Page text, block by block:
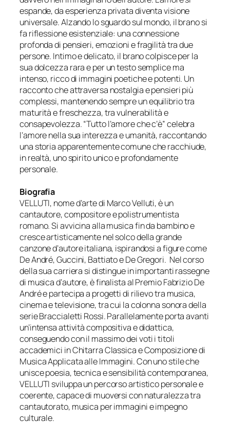
espande, da esperienza privata diventa visione
universale. Alzando lo sguardo sul mondo, il brano si
fa riflessione esistenziale: una connessione
profonda di pensieri, emozioni e fragilità tra due
persone. Intimo e delicato, il brano colpisce per la
sua dolcezza rara e per un testo semplice ma
intenso, ricco di immagini poetiche e potenti. Un
racconto che attraversa nostalgia e pensieri più
complessi, mantenendo sempre un equilibrio tra
maturità e freschezza, tra vulnerabilità e
consapevolezza. “Tutto l’amore che c’è” celebra
l’amore nella sua interezza e umanità, raccontando
una storia apparentemente comune che racchiude,
in realtà, uno spirito unico e profondamente
personale.
Biografia
VELLUTI, nome d’arte di Marco Velluti, è un
cantautore, compositore e polistrumentista
romano. Si avvicina alla musica fin da bambino e
cresce artisticamente nel solco della grande
canzone d’autore italiana, ispirandosi a figure come
De André, Guccini, Battiato e De Gregori. Nel corso
della sua carriera si distingue in importanti rassegne
di musica d’autore, è finalista al Premio Fabrizio De
André e partecipa a progetti di rilievo tra musica,
cinema e televisione, tra cui la colonna sonora della
serie Braccialetti Rossi. Parallelamente porta avanti
un’intensa attività compositiva e didattica,
conseguendo con il massimo dei voti i titoli
accademici in Chitarra Classica e Composizione di
Musica Applicata alle Immagini. Con uno stile che
unisce poesia, tecnica e sensibilità contemporanea,
VELLUTI sviluppa un percorso artistico personale e
coerente, capace di muoversi con naturalezza tra
cantautorato, musica per immagini e impegno
culturale.